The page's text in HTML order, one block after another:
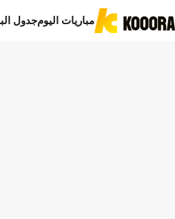
مباريات اليومجدول